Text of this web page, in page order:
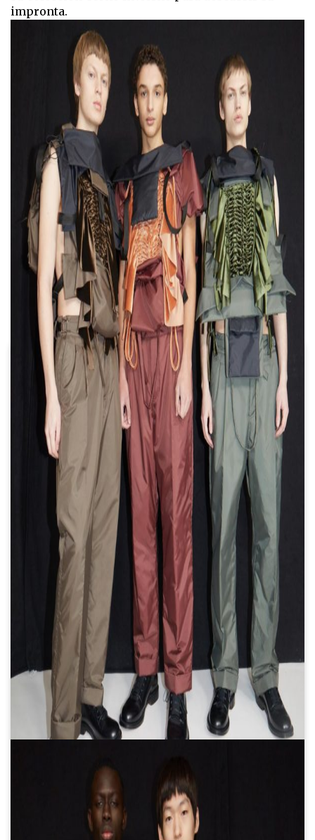
impronta.
LAS MÁS LEÍDAS
Se lanzó la preventa para
expositores
de Feria Puro Diseño 2026 en
La Rural
Después del reencuentro,
"Friends" vuelve en un libro
con ilustraciones
El artista Juan Perednik
cuenta cómo hizo las
ilustraciones “infladas” de
Ca7riel y Paco Amoroso para
el arte de tapa de su nuevo
álbum
Una diseñadora creó las
figuritas de los jugadores de la
selección argentina que no
están en el álbum del Mundial
Qatar 2022
frutas: diseño sustentable y
biodegradable para llevar